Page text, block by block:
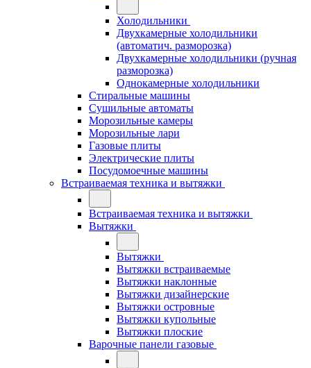
Холодильники
Двухкамерные холодильники
(автоматич. разморозка)
Двухкамерные холодильники (ручная
разморозка)
Однокамерные холодильники
Стиральные машины
Сушильные автоматы
Морозильные камеры
Морозильные лари
Газовые плиты
Электрические плиты
Посудомоечные машины
Встраиваемая техника и вытяжки
Встраиваемая техника и вытяжки
Вытяжки
Вытяжки
Вытяжки встраиваемые
Вытяжки наклонные
Вытяжки дизайнерские
Вытяжки островные
Вытяжки купольные
Вытяжки плоские
Варочные панели газовые